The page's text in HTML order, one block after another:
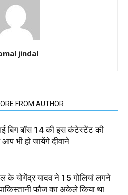
jindal
FROM AUTHOR
बिग बॉस 14 की इस कंटेस्टेंट की
भी हो जायेंगे दीवाने
के योगेंद्र यादव ने 15 गोलियां लगने
फौज का अकेले किया था